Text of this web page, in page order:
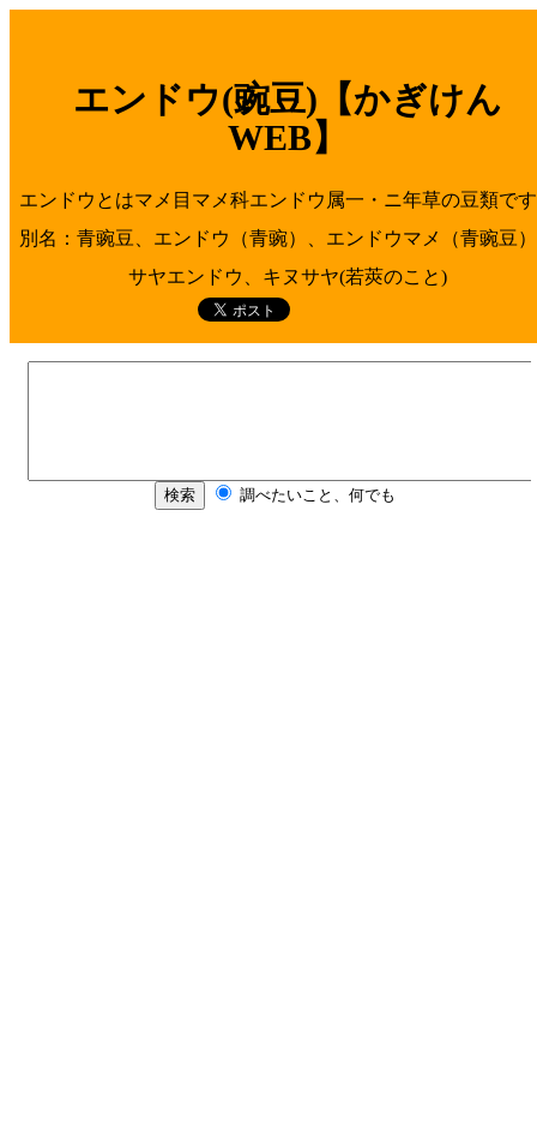
エンドウ(豌豆)【かぎけん
WEB】
エンドウとはマメ目マメ科エンドウ属一・ニ年草の豆類で
別名：青豌豆、エンドウ（青豌）、エンドウマメ（青豌豆
サヤエンドウ、キヌサヤ(若莢のこと)